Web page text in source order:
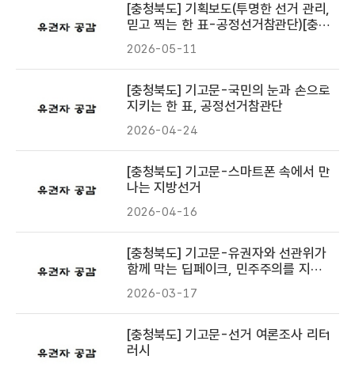
[충청북도] 기획보도(투명한 선거 관리,
믿고 찍는 한 표-공정선거참관단)[충청
투데이 5월11일(월)]
2026-05-11
[충청북도] 기고문-국민의 눈과 손으로
지키는 한 표, 공정선거참관단
2026-04-24
[충청북도] 기고문-스마트폰 속에서 만
나는 지방선거
2026-04-16
[충청북도] 기고문-유권자와 선관위가
함께 막는 딥페이크, 민주주의를 지키
다
2026-03-17
[충청북도] 기고문-선거 여론조사 리터
러시